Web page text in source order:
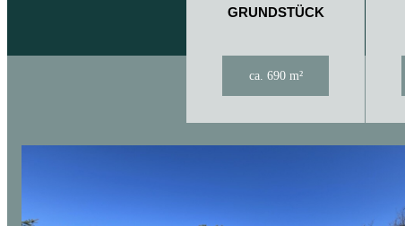
GRUNDSTÜCK
ca. 690 m²